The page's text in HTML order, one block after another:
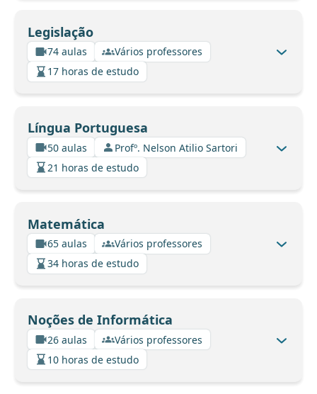
Legislação
74 aulas
Vários professores
17 horas de estudo
Língua Portuguesa
50 aulas
Profº. Nelson Atilio Sartori
21 horas de estudo
Matemática
65 aulas
Vários professores
34 horas de estudo
Noções de Informática
26 aulas
Vários professores
10 horas de estudo